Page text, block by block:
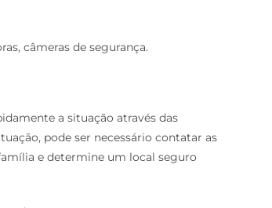
câmeras de segurança.
a situação através das
pode ser necessário contatar as
e determine um local seguro